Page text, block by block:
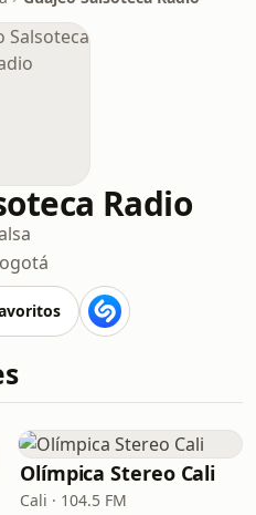
Radio
Olímpica Stereo Cali
Cali · 104.5 FM